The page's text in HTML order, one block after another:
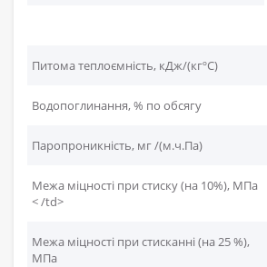
Питома теплоємність, кДж/(кгºС)
Водопоглинання, % по обсягу
Паропроникність, мг /(м.ч.Па)
Межа міцності при стиску (на 10%), МПа
< /td>
Межа міцності при стисканні (на 25 %),
МПа